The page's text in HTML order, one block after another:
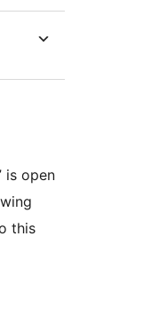
is open
this